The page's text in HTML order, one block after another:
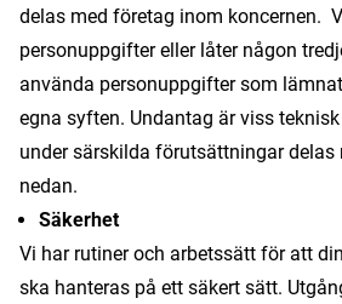
delas med företag inom koncernen.
personuppgifter eller låter någon
använda personuppgifter som
egna syften. Undantag är viss
under särskilda förutsättningar delas
nedan.
Säkerhet
Vi har rutiner och arbetssätt för att
ska hanteras på ett säkert sätt.